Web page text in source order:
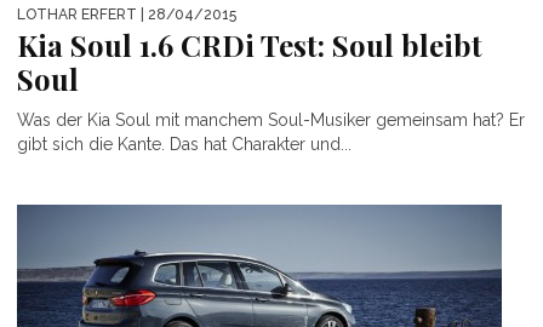
LOTHAR ERFERT | 28/04/2015
Kia Soul 1.6 CRDi Test: Soul bleibt
Soul
Was der Kia Soul mit manchem Soul-Musiker gemeinsam hat? Er
gibt sich die Kante. Das hat Charakter und...